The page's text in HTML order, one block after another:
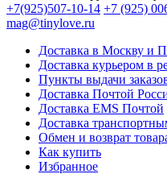
+7(925)507-10-14 +7 (925)
mag@tinylove.ru
Доставка в Москву и
Доставка курьером в
Пункты выдачи
Доставка Почтой
Доставка EMS Почтой
Доставка
Обмен и возврат
Как купить
Избранное